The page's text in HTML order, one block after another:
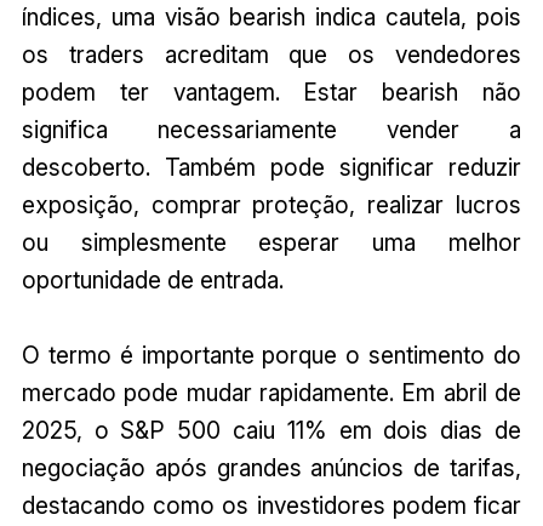
índices, uma visão bearish indica cautela, pois
os traders acreditam que os vendedores
podem ter vantagem. Estar bearish não
significa necessariamente vender a
descoberto. Também pode significar reduzir
exposição, comprar proteção, realizar lucros
ou simplesmente esperar uma melhor
oportunidade de entrada.
O termo é importante porque o sentimento do
mercado pode mudar rapidamente. Em abril de
2025, o S&P 500 caiu 11% em dois dias de
negociação após grandes anúncios de tarifas,
destacando como os investidores podem ficar